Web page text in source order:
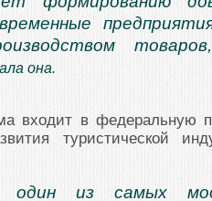
она.
входит в федеральную
туристической
один из самых